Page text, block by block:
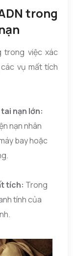
trong
trong việc xác
vụ mất tích
nạn lớn:
nạn nhân
bay hoặc
tích: Trong
tính của